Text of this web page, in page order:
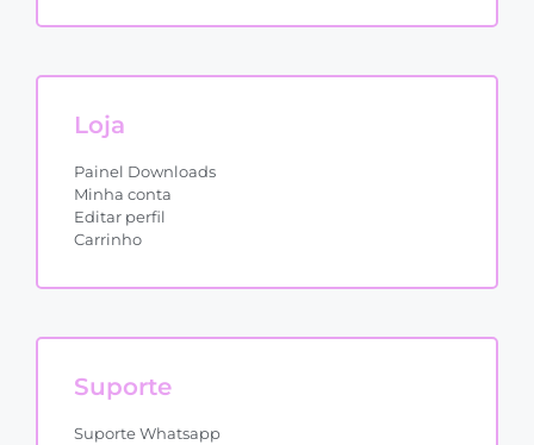
Loja
Painel Downloads
Minha conta
Editar perfil
Carrinho
Suporte
Suporte Whatsapp